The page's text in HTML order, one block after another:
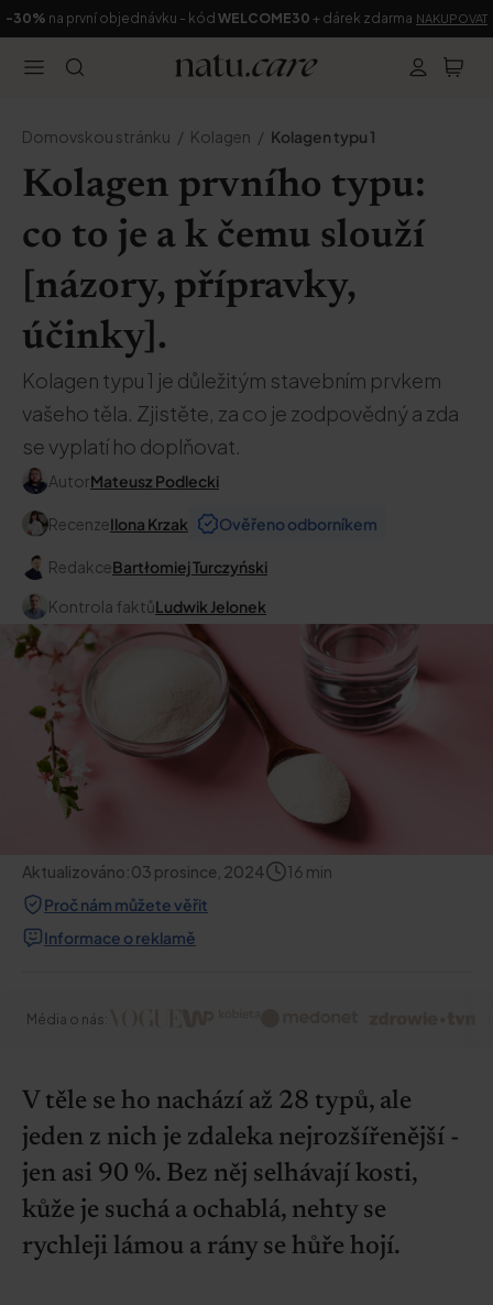
-30% na první objednávku - kód WELCOME30 + dárek zdarma NAKUPOVAT
Domovskou stránku Kolagen Kolagen typu 1
Kolagen prvního typu:
co to je a k čemu slouží
[názory, přípravky,
účinky].
Kolagen typu 1 je důležitým stavebním prvkem
vašeho těla. Zjistěte, za co je zodpovědný a zda
se vyplatí ho doplňovat.
AutorMateusz Podlecki
RecenzeIlona Krzak Ověřeno odborníkem
RedakceBartłomiej Turczyński
Kontrola faktůLudwik Jelonek
Aktualizováno:03 prosince, 2024 16 min
Proč nám můžete věřit
Informace o reklamě
Média o nás:
V těle se ho nachází až 28 typů, ale
jeden z nich je zdaleka nejrozšířenější -
jen asi 90 %. Bez něj selhávají kosti,
kůže je suchá a ochablá, nehty se
rychleji lámou a rány se hůře hojí.